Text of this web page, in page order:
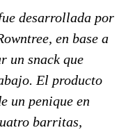
desarrollada por
en base a
un snack que
El producto
un penique en
barritas,